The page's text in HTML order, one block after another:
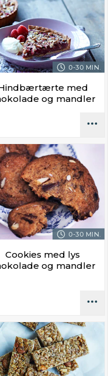
0-30 MIN.
med
og mandler
0-30 MIN.
Cookies med lys
og mandler